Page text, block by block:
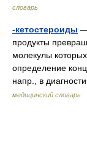
словарь
-кетостероиды —
продукты
молекулы
определение
напр., в
медицинский словарь